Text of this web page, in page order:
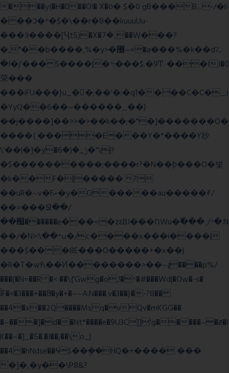
���y{�H�0��O!� X�о� $�0 gB���Bے-/�l-
���כ�^�$�\��r�8��kuuuUu-
���ӭ����[Ҷt5)�X�܉�7��W���?
�,"��b����,%�y>�޼~=�a���%�k��d؉
�I�į'��� 5����|�^:���$.�9Ͳ ·���IJ�0
荥���
���iFU���}u_��;��'�:�q1����C�C�_;i
�YyQ��6��~������_��}
��j����]��>>�>��k��;�"�]�������O�
����{ ����E���Y�*����Y䟞
\'��|�]�y�ݱ_�(�6�"\|?
�$����������;����r?�N��ϸ���O�볓
�k��F�|����� ?
��uR�~v�Fށ�y�G�����au�����ꑷ/
��=���Ջ��/
��՗������e���=�zεBJ���חWu�߰���˯/^�.N
��/�N>ߎ^��\܃�/c����x���i����|
���$���ܿ8E���O�����+�x��|
�R�T�wɬ\� �И��������>��~ɻ����p%/
���(�N=��R �< ��\{'Gwg�o,!�^�#���Wd|�Ow�-s�
ĬF�<�3���+��8ͣ�y�+�~~A:N���.v�3��}�-?8��
��4�x��2Q����Msq�vQv�mKGG��
�~���]�d��Nt*����e�9U3C]]'g�����~�ƶ�l
K��~�]_�5�.�I��,��\o_|
��4�hNdse��ϟS��ܷ��HQ�+���� ���
�]�,�y��\P8&?